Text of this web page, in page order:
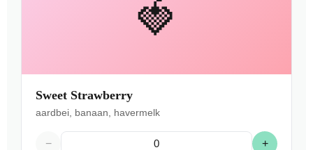
🍓
Sweet Strawberry
aardbei, banaan, havermelk
− +